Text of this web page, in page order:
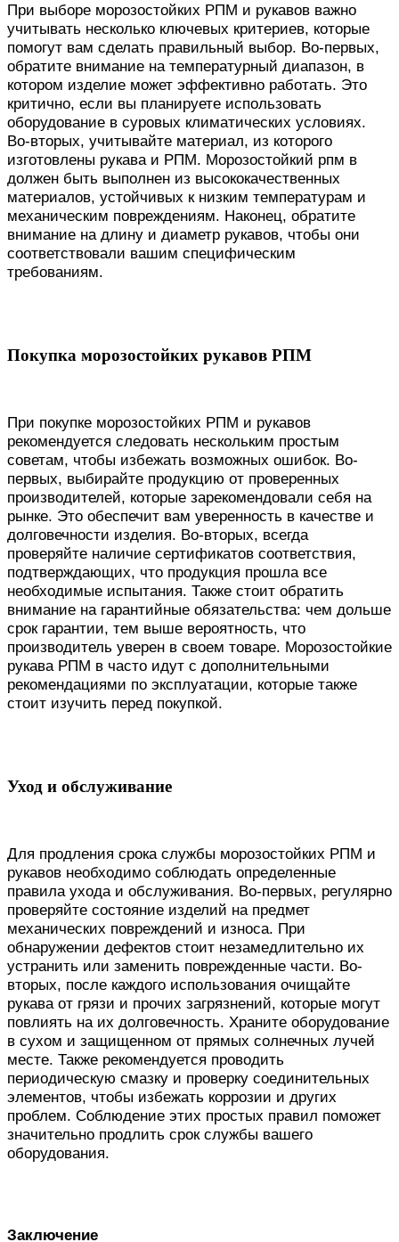
При выборе морозостойких РПМ и рукавов важно
учитывать несколько ключевых критериев, которые
помогут вам сделать правильный выбор. Во-первых,
обратите внимание на температурный диапазон, в
котором изделие может эффективно работать. Это
критично, если вы планируете использовать
оборудование в суровых климатических условиях.
Во-вторых, учитывайте материал, из которого
изготовлены рукава и РПМ. Морозостойкий рпм в
должен быть выполнен из высококачественных
материалов, устойчивых к низким температурам и
механическим повреждениям. Наконец, обратите
внимание на длину и диаметр рукавов, чтобы они
соответствовали вашим специфическим
требованиям.
Покупка морозостойких рукавов РПМ
При покупке морозостойких РПМ и рукавов
рекомендуется следовать нескольким простым
советам, чтобы избежать возможных ошибок. Во-
первых, выбирайте продукцию от проверенных
производителей, которые зарекомендовали себя на
рынке. Это обеспечит вам уверенность в качестве и
долговечности изделия. Во-вторых, всегда
проверяйте наличие сертификатов соответствия,
подтверждающих, что продукция прошла все
необходимые испытания. Также стоит обратить
внимание на гарантийные обязательства: чем дольше
срок гарантии, тем выше вероятность, что
производитель уверен в своем товаре. Морозостойкие
рукава РПМ в часто идут с дополнительными
рекомендациями по эксплуатации, которые также
стоит изучить перед покупкой.
Уход и обслуживание
Для продления срока службы морозостойких РПМ и
рукавов необходимо соблюдать определенные
правила ухода и обслуживания. Во-первых, регулярно
проверяйте состояние изделий на предмет
механических повреждений и износа. При
обнаружении дефектов стоит незамедлительно их
устранить или заменить поврежденные части. Во-
вторых, после каждого использования очищайте
рукава от грязи и прочих загрязнений, которые могут
повлиять на их долговечность. Храните оборудование
в сухом и защищенном от прямых солнечных лучей
месте. Также рекомендуется проводить
периодическую смазку и проверку соединительных
элементов, чтобы избежать коррозии и других
проблем. Соблюдение этих простых правил поможет
значительно продлить срок службы вашего
оборудования.
Заключение